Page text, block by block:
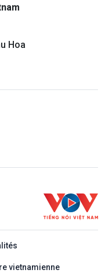
Hoa
vietnamienne